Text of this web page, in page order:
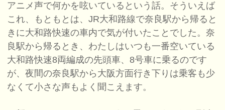
アニメ声で何かを呟いているという話。そういえば
これ、もともとは、JR大和路線で奈良駅から帰ると
きに大和路快速の車内で気が付いたことでした。奈
良駅から帰るとき、わたしはいつも一番空いている
大和路快速8両編成の先頭車、8号車に乗るのです
が、夜間の奈良駅から大阪方面行き下りは乗客も少
なくて小さな声もよく聞こえます。